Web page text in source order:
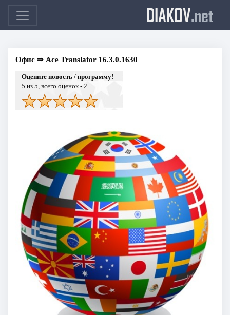
DIAKOV.net
Офис⇒ Ace Translator 16.3.0.1630
Оцените новость / программу!
5 из 5, всего оценок - 2